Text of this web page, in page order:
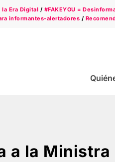
Era Digital / #FAKEYOU =
informantes-alertadores /
a la Ministra